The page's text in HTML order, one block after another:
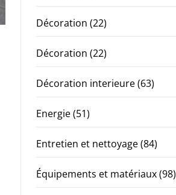
Décoration (22)
Décoration (22)
Décoration interieure(63)
Energie(51)
Entretien et nettoyage(84)
Équipements et matériaux(98)